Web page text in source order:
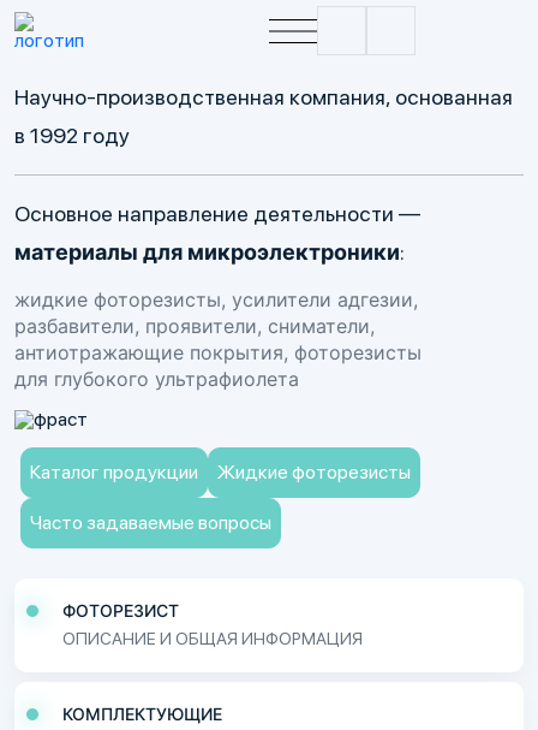
Научно-производственная компания, основанная
в 1992 году
Основное направление деятельности —
материалы для микроэлектроники:
жидкие фоторезисты, усилители адгезии,
разбавители, проявители, сниматели,
антиотражающие покрытия, фоторезисты
для глубокого ультрафиолета
Каталог продукции Жидкие фоторезисты
Часто задаваемые вопросы
ФОТОРЕЗИСТ
ОПИСАНИЕ И ОБЩАЯ ИНФОРМАЦИЯ
КОМПЛЕКТУЮЩИЕ